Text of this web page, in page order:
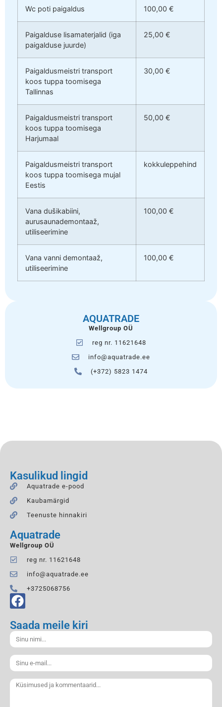
Wc poti paigaldus 100,00 €
Paigalduse lisamaterjalid (iga
paigalduse juurde)
25,00 €
Paigaldusmeistri transport
koos tuppa toomisega
Tallinnas
30,00 €
Paigaldusmeistri transport
koos tuppa toomisega
Harjumaal
50,00 €
Paigaldusmeistri transport
koos tuppa toomisega mujal
Eestis
kokkuleppehind
Vana dušikabiini,
aurusaunademontaaž,
utiliseerimine
100,00 €
Vana vanni demontaaž,
utiliseerimine
100,00 €
AQUATRADE
Wellgroup OÜ
reg nr. 11621648
info@aquatrade.ee
(+372) 5823 1474
Kasulikud lingid
Aquatrade e-pood
Kaubamärgid
Teenuste hinnakiri
Aquatrade
Wellgroup OÜ
reg nr. 11621648
info@aquatrade.ee
+3725068756
Saada meile kiri